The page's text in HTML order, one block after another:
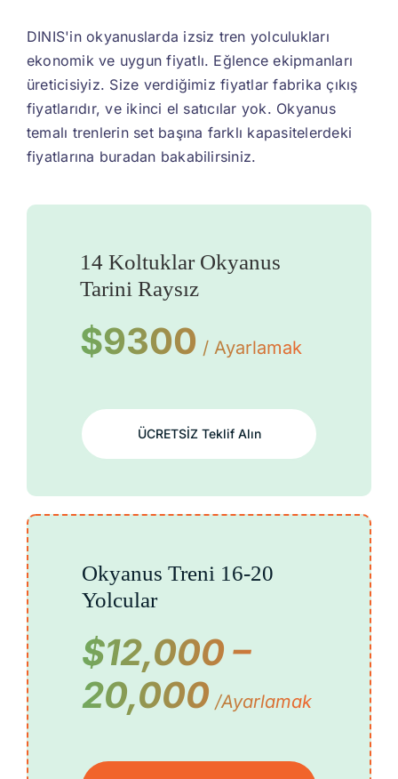
DINIS'in okyanuslarda izsiz tren yolculukları
ekonomik ve uygun fiyatlı. Eğlence ekipmanları
üreticisiyiz. Size verdiğimiz fiyatlar fabrika çıkış
fiyatlarıdır, ve ikinci el satıcılar yok. Okyanus
temalı trenlerin set başına farklı kapasitelerdeki
fiyatlarına buradan bakabilirsiniz.
14 Koltuklar Okyanus
Tarini Raysız
$9300 / Ayarlamak
ÜCRETSİZ Teklif Alın
Okyanus Treni 16-20
Yolcular
$12,000 –
20,000 /ayarlamak